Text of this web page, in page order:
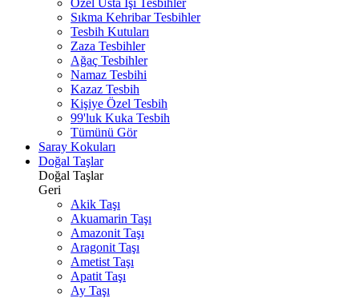
Özel Usta İşi Tesbihler
Sıkma Kehribar Tesbihler
Tesbih Kutuları
Zaza Tesbihler
Ağaç Tesbihler
Namaz Tesbihi
Kazaz Tesbih
Kişiye Özel Tesbih
99'luk Kuka Tesbih
Tümünü Gör
Saray Kokuları
Doğal Taşlar
Doğal Taşlar
Geri
Akik Taşı
Akuamarin Taşı
Amazonit Taşı
Aragonit Taşı
Ametist Taşı
Apatit Taşı
Ay Taşı